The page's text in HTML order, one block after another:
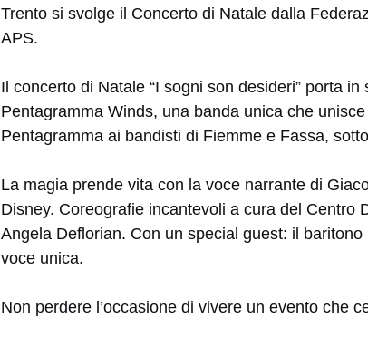
Trento si svolge il Concerto di Natale dalla
APS.
Il concerto di Natale “I sogni son desideri” porta
Pentagramma Winds, una banda unica che
Pentagramma ai bandisti di Fiemme e Fassa,
La magia prende vita con la voce narrante di
Disney. Coreografie incantevoli a cura del Centro
Angela Deflorian. Con un special guest: il
voce unica.
Non perdere l’occasione di vivere un evento che